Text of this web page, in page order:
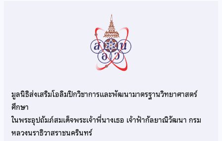
มูลนิธิส่งเสริมโอลิมปิกวิชาการและพัฒนามาตรฐานวิทยาศาสตร์
ศึกษา
ในพระอุปถัมภ์สมเด็จพระเจ้าพี่นางเธอ เจ้าฟ้ากัลยาณิวัฒนา กรม
หลวงนราธิวาสราชนครินทร์